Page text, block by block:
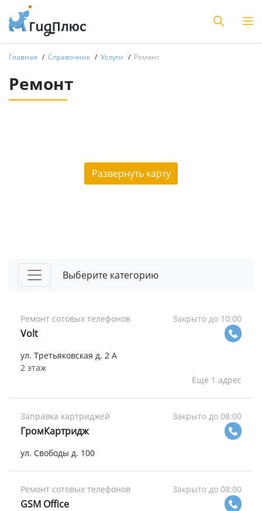
Главная Справочник Услуги Ремонт
Ремонт
Развернуть карту
Выберите категорию
Ремонт сотовых телефонов Закрыто до 10:00
Volt
ул. Третьяковская д. 2 А
2 этаж
Ещё 1 адрес
Заправка картриджей Закрыто до 08:00
ГромКартридж
ул. Свободы д. 100
Ремонт сотовых телефонов Закрыто до 08:00
GSM Office